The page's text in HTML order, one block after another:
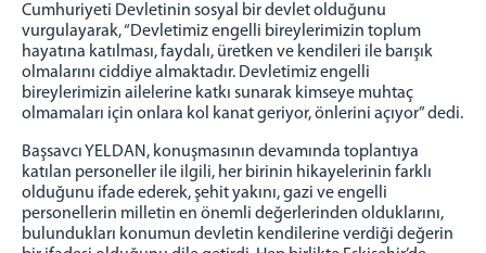
ADLİ TIP
ADLİ DESTEK ve MAĞDUR HİZMETLERİ MÜDÜRLÜĞÜ
ARABULUCULUK
UZLAŞTIRMA
ESKİŞEHİR HAKİMEVİ (YENİ)
LOJMANLAR
CEZA İNFAZ KURUMLARI
Cumhuriyeti Devletinin sosyal bir devlet olduğunu
vurgulayarak, “Devletimiz engelli bireylerimizin toplum
hayatına katılması, faydalı, üretken ve kendileri ile barışık
olmalarını ciddiye almaktadır. Devletimiz engelli
bireylerimizin ailelerine katkı sunarak kimseye muhtaç
olmamaları için onlara kol kanat geriyor, önlerini açıyor” dedi.
Başsavcı YELDAN, konuşmasının devamında toplantıya
katılan personeller ile ilgili, her birinin hikayelerinin farklı
olduğunu ifade ederek, şehit yakını, gazi ve engelli
personellerin milletin en önemli değerlerinden olduklarını,
bulundukları konumun devletin kendilerine verdiği değerin